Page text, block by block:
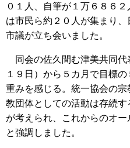
０１人、自筆が１万６８６
は市民ら約２０人が集まり
市議が立ち会いました。
同会の佐久間む津美共同代
１９日）から５カ月で目標
重みを感じる。統一協会の
教団体としての活動は存続
が考えられ、これからのオー
と強調しました。